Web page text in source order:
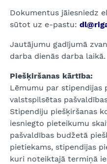
Dokumentus jāiesniedz
sūtot uz e-pastu:
Jautājumu gadījumā
darba dienās darba laikā.
Piešķiršanas kārtība:
Lēmumu par stipendijas
valstspilsētas
Stipendiju piešķiršanas
iesniegto pieteikumu
pašvaldības budžetā
pietiekams, stipendijas
kuri noteiktajā termiņā